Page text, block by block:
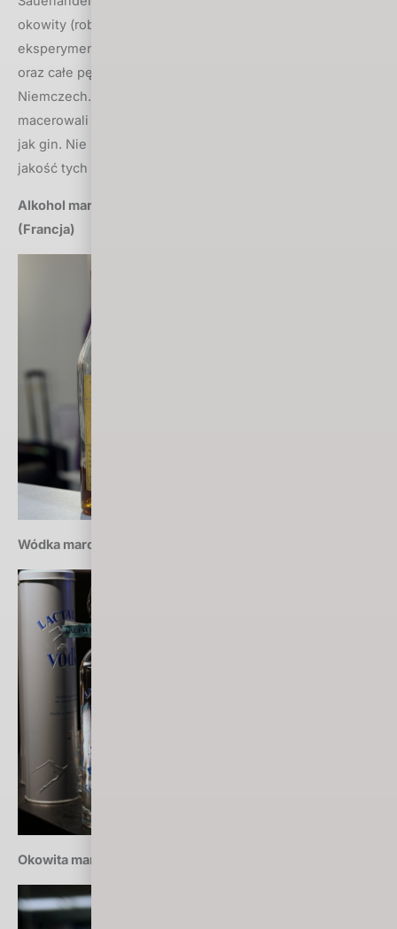
okowity (robią też m.in. gin i whisky). Młodzi destylatorzy
eksperymentują. Przedestylowali m.in. kilogramy marchwi
oraz całe pędy i liście trzciny cukrowej, która rośnie w
Niemczech. Zrobili geist z… siana, które najpierw
macerowali w zbożowym alkoholu, a potem redestylowali
jak gin. Nie brakuje im pomysłów, a przede wszystkim
jakość tych alkoholi jest bardzo wysoka.
Alkohol marca 2018: François Voyer Ancestral No 7
(Francja)
Wódka marca 2018: Lactalium (Francja)
Okowita marca 2018: F Meyer Vieille Prune (Francja)